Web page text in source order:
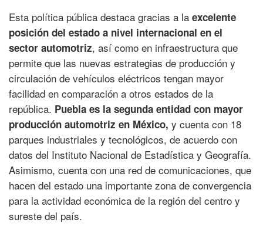
Esta política pública destaca gracias a la excelente
posición del estado a nivel internacional en el
sector automotriz, así como en infraestructura que
permite que las nuevas estrategias de producción y
circulación de vehículos eléctricos tengan mayor
facilidad en comparación a otros estados de la
república. Puebla es la segunda entidad con mayor
producción automotriz en México, y cuenta con 18
parques industriales y tecnológicos, de acuerdo con
datos del Instituto Nacional de Estadística y Geografía.
Asimismo, cuenta con una red de comunicaciones, que
hacen del estado una importante zona de convergencia
para la actividad económica de la región del centro y
sureste del país.